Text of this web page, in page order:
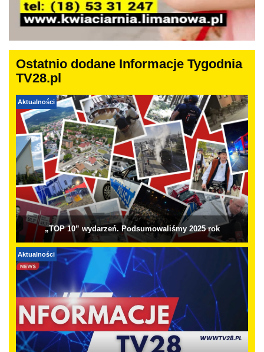
Ostatnio dodane Informacje Tygodnia
TV28.pl
Aktualności
„TOP 10” wydarzeń. Podsumowaliśmy 2025 rok
Aktualności